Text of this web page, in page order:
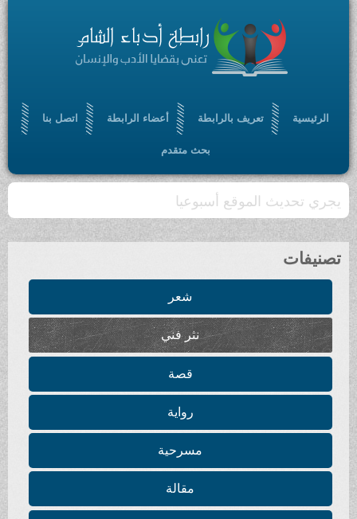
الرئيسية تعريف بالرابطة أعضاء الرابطة اتصل بنا
بحث متقدم
يجري تحديث الموقع أسبوعيا
تصنيفات
شعر
نثر فني
قصة
رواية
مسرحية
مقالة